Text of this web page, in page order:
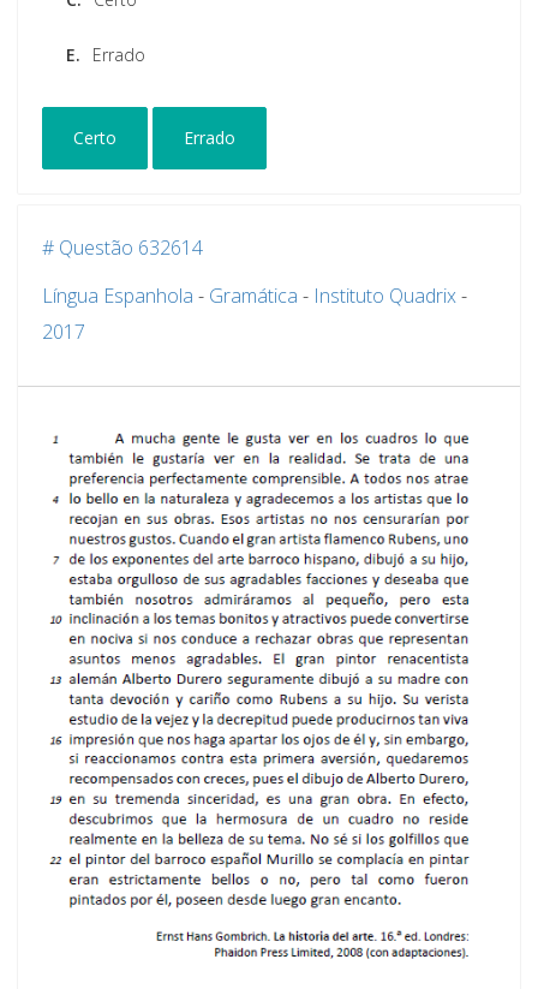
E. Errado
Certo Errado
# Questão 632614
Língua Espanhola - Gramática - Instituto Quadrix-
2017